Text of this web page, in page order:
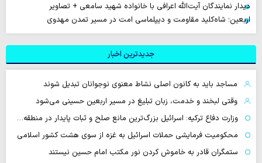
دیدار نمایندگان آیت‌الله اعرافی با خانواده شهید سامعی + تصاویر
اربعین؛ شاه‌کلید مقاومت و دیپلماسی امت در مسیر تمدن مهدوی
جدیدترین اخبار
مساجد باید به کانون اصلی نشاط معنوی نوجوانان تبدیل شوند
وقتی لبخند و خدمت، زبان تبلیغ در مسیر اربعین حسینی می‌شود
وزارت دفاع ترکیه: اسرائیل بزرگ‌ترین مانع صلح و ثبات پایدار در منطقه…
محکومیت فرمایشی حملات اسرائیل به غزه از سوی هشت کشور اسلامی
ستمگران قادر به خاموش کردن نور مکتب امام حسین نیستند